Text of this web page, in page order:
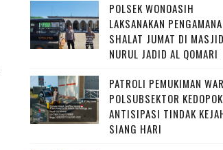
POLSEK WONOASIH
LAKSANAKAN
SHALAT JUMAT DI MASJID
NURUL JADID AL QOMARI
PATROLI PEMUKIMAN
POLSUBSEKTOR KEDOPOK
ANTISIPASI TINDAK
SIANG HARI